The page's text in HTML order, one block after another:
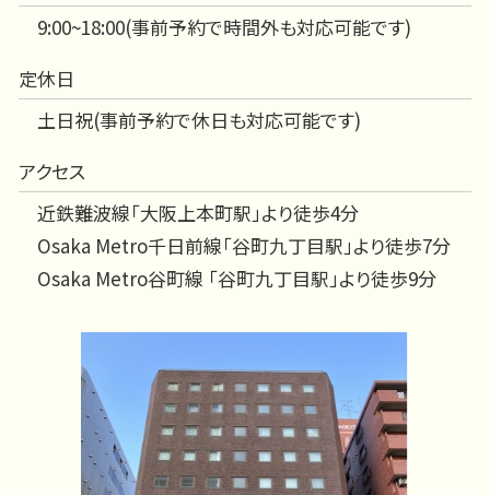
9:00~18:00(事前予約で時間外も対応可能です)
定休日
土日祝(事前予約で休日も対応可能です)
アクセス
近鉄難波線「大阪上本町駅」より徒歩4分
Osaka Metro千日前線「谷町九丁目駅」より徒歩7分
Osaka Metro谷町線 「谷町九丁目駅」より徒歩9分